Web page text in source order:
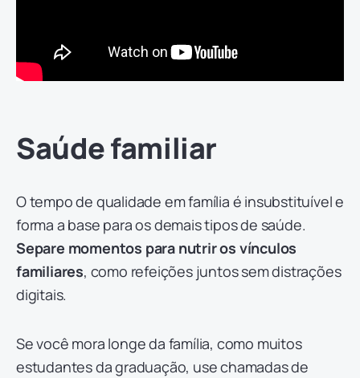
Saúde familiar
O tempo de qualidade em família é insubstituível e
forma a base para os demais tipos de saúde.
Separe momentos para nutrir os vínculos
familiares, como refeições juntos sem distrações
digitais.
Se você mora longe da família, como muitos
estudantes da graduação, use chamadas de